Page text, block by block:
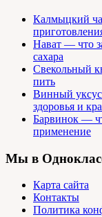
Калмыцкий
Нават — что
сахара
Свекольный
пить
Винный
здоровья и
Барвинок —
применение
Мы в
Карта сайта
Контакты
Политика